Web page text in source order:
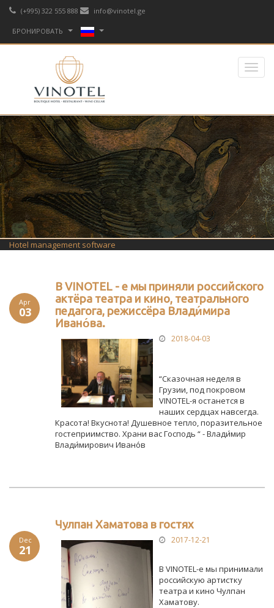
(+995) 322 555 888 info@vinotel.ge
БРОНИРОВАТЬ
Hotel management software
Apr
03
В VINOTEL - е мы приняли российского
актёра театра и кино, театрального
педагога, режиссёра Влади́мира
Ивано́ва.
2018-04-03
“Сказочная неделя в
Грузии, под покровом
VINOTEL-я останется в
наших сердцах навсегда.
Красота! Вкуснота! Душевное тепло, поразительное
гостеприимство. Храни вас Господь “ - Влади́мир
Влади́мирович Ивано́в
Dec
21
Чулпан Хаматова в гостях
2017-12-21
В VINOTEL-е мы принимали
российскую артистку
театра и кино Чулпан
Хаматову.